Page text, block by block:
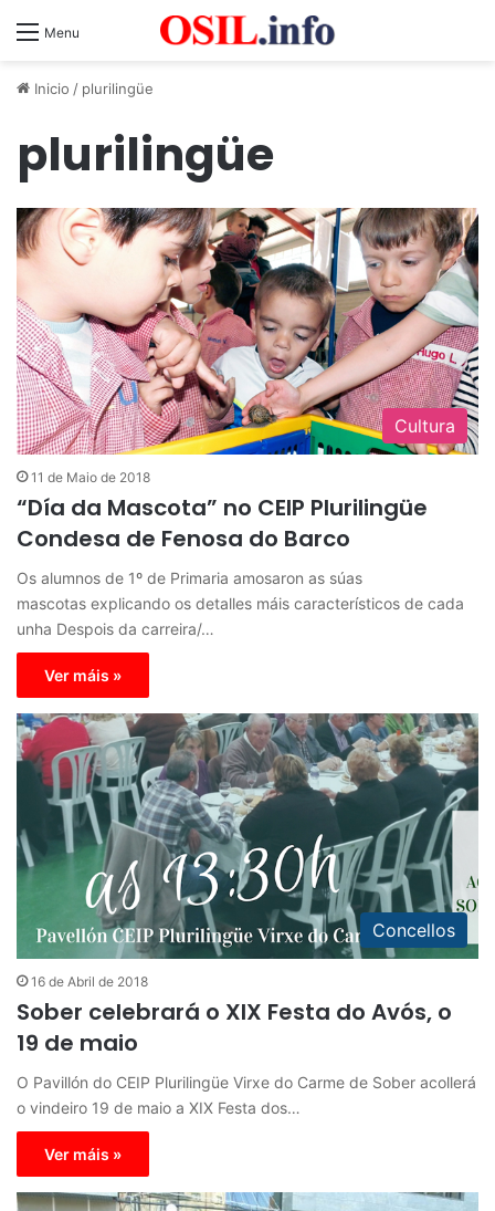
Menu
Inicio / plurilingüe
plurilingüe
Cultura
11 de Maio de 2018
“Día da Mascota” no CEIP Plurilingüe
Condesa de Fenosa do Barco
Os alumnos de 1º de Primaria amosaron as súas
mascotas explicando os detalles máis característicos de cada
unha Despois da carreira/…
Ver máis »
Concellos
16 de Abril de 2018
Sober celebrará o XIX Festa do Avós, o
19 de maio
O Pavillón do CEIP Plurilingüe Virxe do Carme de Sober acollerá
o vindeiro 19 de maio a XIX Festa dos…
Ver máis »